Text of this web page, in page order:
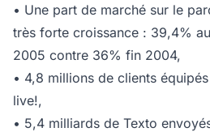
• Une part de marché sur le
très forte croissance : 39,4%
2005 contre 36% fin 2004,
• 4,8 millions de clients
live!,
• 5,4 milliards de Texto